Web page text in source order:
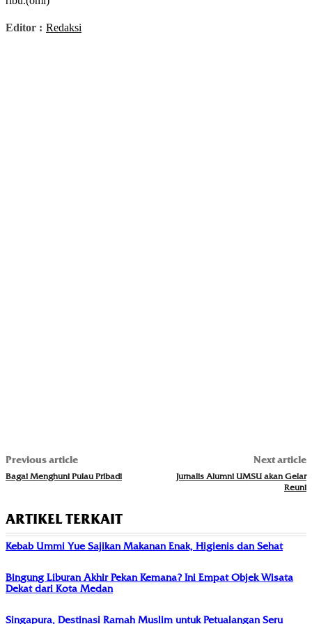
Editor : Redaksi
Previous article
Bagai Menghuni Pulau Pribadi
Next article
Jurnalis Alumni UMSU akan Gelar
Reuni
ARTIKEL TERKAIT
Kebab Ummi Yue Sajikan Makanan Enak, Higienis dan Sehat
Bingung Liburan Akhir Pekan Kemana? Ini Empat Objek Wisata
Dekat dari Kota Medan
Singapura, Destinasi Ramah Muslim untuk Petualangan Seru